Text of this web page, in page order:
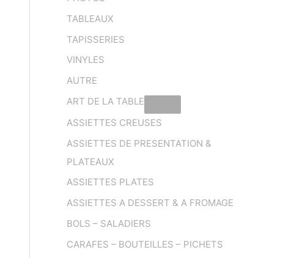
TABLEAUX
TAPISSERIES
VINYLES
AUTRE
ART DE LA TABLE
ASSIETTES CREUSES
ASSIETTES DE PRESENTATION &
PLATEAUX
ASSIETTES PLATES
ASSIETTES A DESSERT & A FROMAGE
BOLS – SALADIERS
CARAFES – BOUTEILLES – PICHETS